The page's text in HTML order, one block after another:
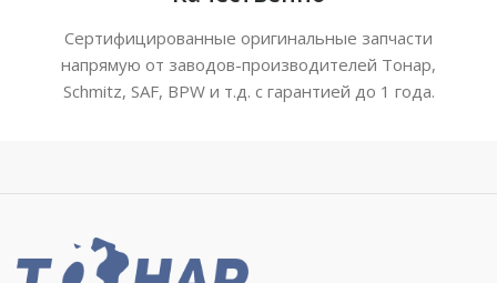
Сертифицированные оригинальные запчасти
напрямую от заводов-производителей Тонар,
Schmitz, SAF, BPW и т.д. с гарантией до 1 года.